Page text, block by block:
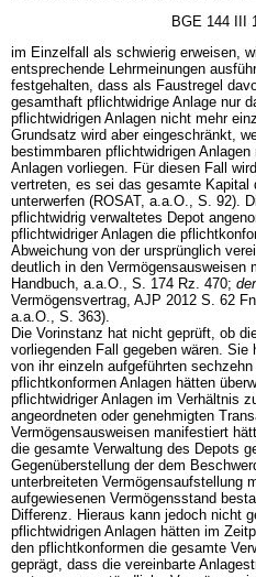
BGE 144 III
im Einzelfall als schwierig erweisen,
entsprechende Lehrmeinungen
festgehalten, dass als Faustregel
gesamthaft pflichtwidrige Anlage nur
pflichtwidrigen Anlagen nicht mehr
Grundsatz wird aber eingeschränkt,
bestimmbaren pflichtwidrigen
Anlagen vorliegen. Für diesen Fall
vertreten, es sei das gesamte Kapital
unterwerfen (ROSAT, a.a.O., S. 92).
pflichtwidrig verwaltetes Depot
pflichtwidriger Anlagen die
Abweichung von der ursprünglich
deutlich in den Vermögensausweisen
Handbuch, a.a.O., S. 174 Rz. 470;
Vermögensvertrag, AJP 2012 S. 62
a.a.O., S. 363).
Die Vorinstanz hat nicht geprüft, ob
vorliegenden Fall gegeben wären.
von ihr einzeln aufgeführten
pflichtkonformen Anlagen hätten
pflichtwidriger Anlagen im Verhältnis
angeordneten oder genehmigten
Vermögensausweisen manifestiert
die gesamte Verwaltung des Depots
Gegenüberstellung der dem
unterbreiteten Vermögensaufstellung
aufgewiesenen Vermögensstand
Differenz. Hieraus kann jedoch nicht
pflichtwidrigen Anlagen hätten im
den pflichtkonformen die gesamte
geprägt, dass die vereinbarte